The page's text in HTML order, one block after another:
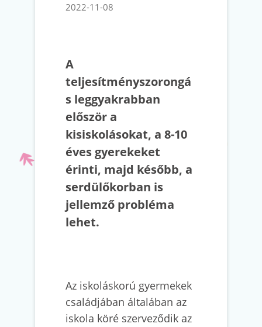
2022-11-08
A
teljesítményszorongá
s leggyakrabban
először a
kisiskolásokat, a 8-10
éves gyerekeket
érinti, majd később, a
serdülőkorban is
jellemző probléma
lehet.
Az iskoláskorú gyermekek
családjában általában az
iskola köré szerveződik az